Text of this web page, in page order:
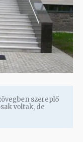
szereplő
voltak, de